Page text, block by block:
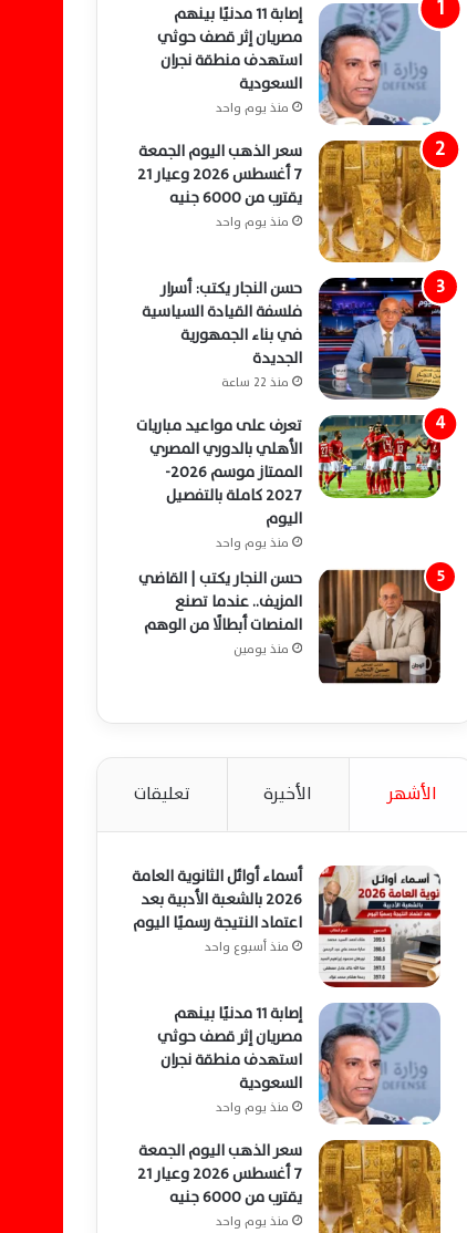
إصابة 11 مدنيًا بينهم
مصريان إثر قصف حوثي
استهدف منطقة نجران
السعودية
منذ يوم واحد
سعر الذهب اليوم الجمعة
7 أغسطس 2026 وعيار 21
يقترب من 6000 جنيه
منذ يوم واحد
حسن النجار يكتب: أسرار
فلسفة القيادة السياسية
في بناء الجمهورية
الجديدة
منذ 22 ساعة
تعرف على مواعيد مباريات
الأهلي بالدوري المصري
الممتاز موسم 2026-
2027 كاملة بالتفصيل
اليوم
منذ يوم واحد
حسن النجار يكتب | القاضي
المزيف.. عندما تصنع
المنصات أبطالًا من الوهم
منذ يومين
الأشهر الأخيرة تعليقات
أسماء أوائل الثانوية العامة
2026 بالشعبة الأدبية بعد
اعتماد النتيجة رسميًا اليوم
منذ أسبوع واحد
إصابة 11 مدنيًا بينهم
مصريان إثر قصف حوثي
استهدف منطقة نجران
السعودية
منذ يوم واحد
سعر الذهب اليوم الجمعة
7 أغسطس 2026 وعيار 21
يقترب من 6000 جنيه
منذ يوم واحد